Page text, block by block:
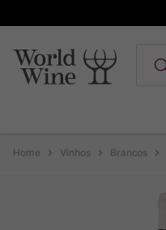
Vinhos Brancos
1º Maçanita